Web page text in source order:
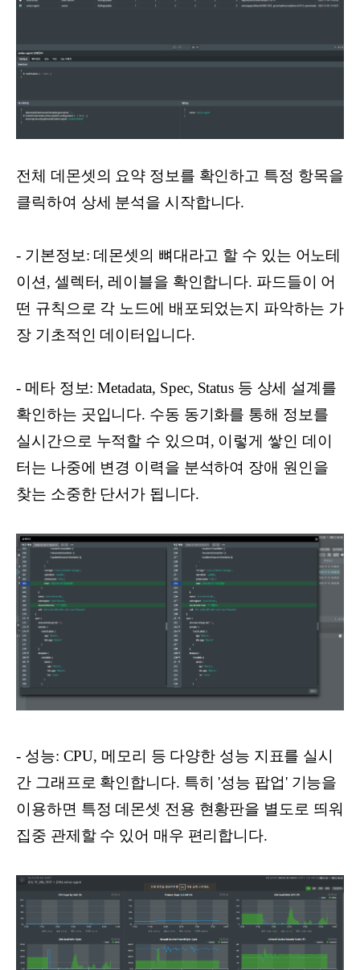
전체 데몬셋의 요약 정보를 확인하고 특정 항목을
클릭하여 상세 분석을 시작합니다.
- 기본정보: 데몬셋의 뼈대라고 할 수 있는 어노테
이션, 셀렉터, 레이블을 확인합니다. 파드들이 어
떤 규칙으로 각 노드에 배포되었는지 파악하는 가
장 기초적인 데이터입니다.
- 메타 정보: Metadata, Spec, Status 등 상세 설계를
확인하는 곳입니다. 수동 동기화를 통해 정보를
실시간으로 누적할 수 있으며, 이렇게 쌓인 데이
터는 나중에 변경 이력을 분석하여 장애 원인을
찾는 소중한 단서가 됩니다.
- 성능: CPU, 메모리 등 다양한 성능 지표를 실시
간 그래프로 확인합니다. 특히 '성능 팝업' 기능을
이용하면 특정 데몬셋 전용 현황판을 별도로 띄워
집중 관제할 수 있어 매우 편리합니다.